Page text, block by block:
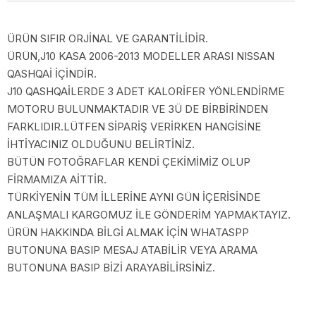
ÜRÜN SIFIR ORJİNAL VE GARANTİLİDİR.
ÜRÜN,J10 KASA 2006-2013 MODELLER ARASI NISSAN
QASHQAİ İÇİNDİR.
J10 QASHQAİLERDE 3 ADET KALORİFER YÖNLENDİRME
MOTORU BULUNMAKTADIR VE 3Ü DE BİRBİRİNDEN
FARKLIDIR.LÜTFEN SİPARİŞ VERİRKEN HANGİSİNE
İHTİYACINIZ OLDUĞUNU BELİRTİNİZ.
BÜTÜN FOTOĞRAFLAR KENDİ ÇEKİMİMİZ OLUP
FİRMAMIZA AİTTİR.
TÜRKİYENİN TÜM İLLERİNE AYNI GÜN İÇERİSİNDE
ANLAŞMALI KARGOMUZ İLE GÖNDERİM YAPMAKTAYIZ.
ÜRÜN HAKKINDA BİLGİ ALMAK İÇİN WHATASPP
BUTONUNA BASIP MESAJ ATABİLİR VEYA ARAMA
BUTONUNA BASIP BİZİ ARAYABİLİRSİNİZ.